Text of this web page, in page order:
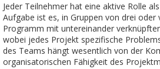
Jeder Teilnehmer hat eine aktive Rolle
Aufgabe ist es, in Gruppen von drei
Programm mit untereinander
wobei jedes Projekt spezifische
des Teams hängt wesentlich von der
organisatorischen Fähigkeit des